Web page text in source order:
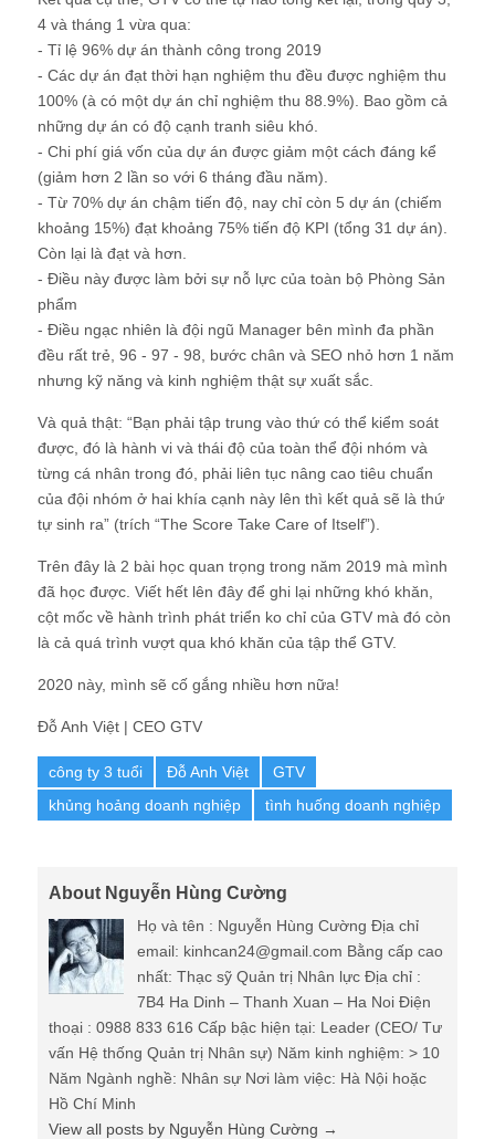
4 và tháng 1 vừa qua:
- Tỉ lệ 96% dự án thành công trong 2019
- Các dự án đạt thời hạn nghiệm thu đều được nghiệm thu
100% (à có một dự án chỉ nghiệm thu 88.9%). Bao gồm cả
những dự án có độ cạnh tranh siêu khó.
- Chi phí giá vốn của dự án được giảm một cách đáng kể
(giảm hơn 2 lần so với 6 tháng đầu năm).
- Từ 70% dự án chậm tiến độ, nay chỉ còn 5 dự án (chiếm
khoảng 15%) đạt khoảng 75% tiến độ KPI (tổng 31 dự án).
Còn lại là đạt và hơn.
- Điều này được làm bởi sự nỗ lực của toàn bộ Phòng Sản
phẩm
- Điều ngạc nhiên là đội ngũ Manager bên mình đa phần
đều rất trẻ, 96 - 97 - 98, bước chân và SEO nhỏ hơn 1 năm
nhưng kỹ năng và kinh nghiệm thật sự xuất sắc.
Và quả thật: “Bạn phải tập trung vào thứ có thể kiểm soát
được, đó là hành vi và thái độ của toàn thể đội nhóm và
từng cá nhân trong đó, phải liên tục nâng cao tiêu chuẩn
của đội nhóm ở hai khía cạnh này lên thì kết quả sẽ là thứ
tự sinh ra” (trích “The Score Take Care of Itself”).
Trên đây là 2 bài học quan trọng trong năm 2019 mà mình
đã học được. Viết hết lên đây để ghi lại những khó khăn,
cột mốc về hành trình phát triển ko chỉ của GTV mà đó còn
là cả quá trình vượt qua khó khăn của tập thể GTV.
2020 này, mình sẽ cố gắng nhiều hơn nữa!
Đỗ Anh Việt | CEO GTV
công ty 3 tuổi Đỗ Anh Việt
GTV
khủng hoảng doanh nghiệp
tình huống doanh nghiệp
About Nguyễn Hùng Cường
Họ và tên : Nguyễn Hùng Cường Địa chỉ
email: kinhcan24@gmail.com Bằng cấp cao
nhất: Thạc sỹ Quản trị Nhân lực Địa chỉ :
7B4 Ha Dinh – Thanh Xuan – Ha Noi Điện
thoại : 0988 833 616 Cấp bậc hiện tại: Leader (CEO/ Tư
vấn Hệ thống Quản trị Nhân sự) Năm kinh nghiệm: > 10
Năm Ngành nghề: Nhân sự Nơi làm việc: Hà Nội hoặc
Hồ Chí Minh
View all posts by Nguyễn Hùng Cường →